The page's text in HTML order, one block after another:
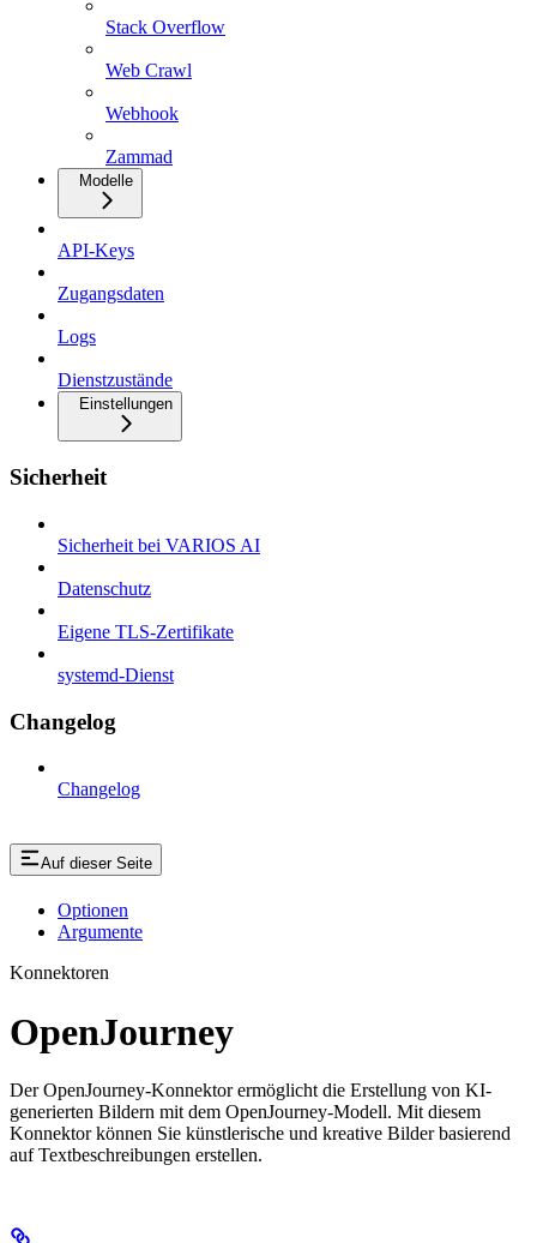
Stack Overflow
Web Crawl
Webhook
Zammad
Modelle
API-Keys
Zugangsdaten
Logs
Dienstzustände
Einstellungen
Sicherheit
Sicherheit bei VARIOS AI
Datenschutz
Eigene TLS-Zertifikate
systemd-Dienst
Changelog
Changelog
Auf dieser Seite
Optionen
Argumente
Konnektoren
OpenJourney
Der OpenJourney-Konnektor ermöglicht die Erstellung von KI-
generierten Bildern mit dem OpenJourney-Modell. Mit diesem
Konnektor können Sie künstlerische und kreative Bilder basierend
auf Textbeschreibungen erstellen.